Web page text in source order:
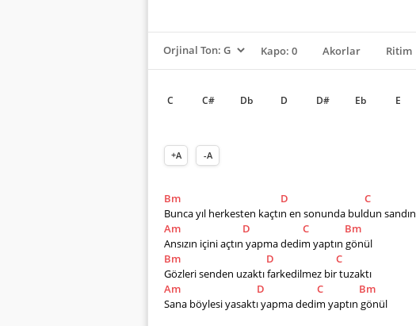
Kapo: 0 Akorlar Ritim
C C# Db D D# Eb E
+A -A
Bm D
C
Bunca yıl herkesten kaçtın en sonunda buldun sandın
Am
D C
Bm
Ansızın içini açtın yapma dedim yaptın gönül
Bm
D
C
Gözleri senden uzaktı farkedilmez bir tuzaktı
Am
D C
Bm
Sana böylesi yasaktı yapma dedim yaptın gönül